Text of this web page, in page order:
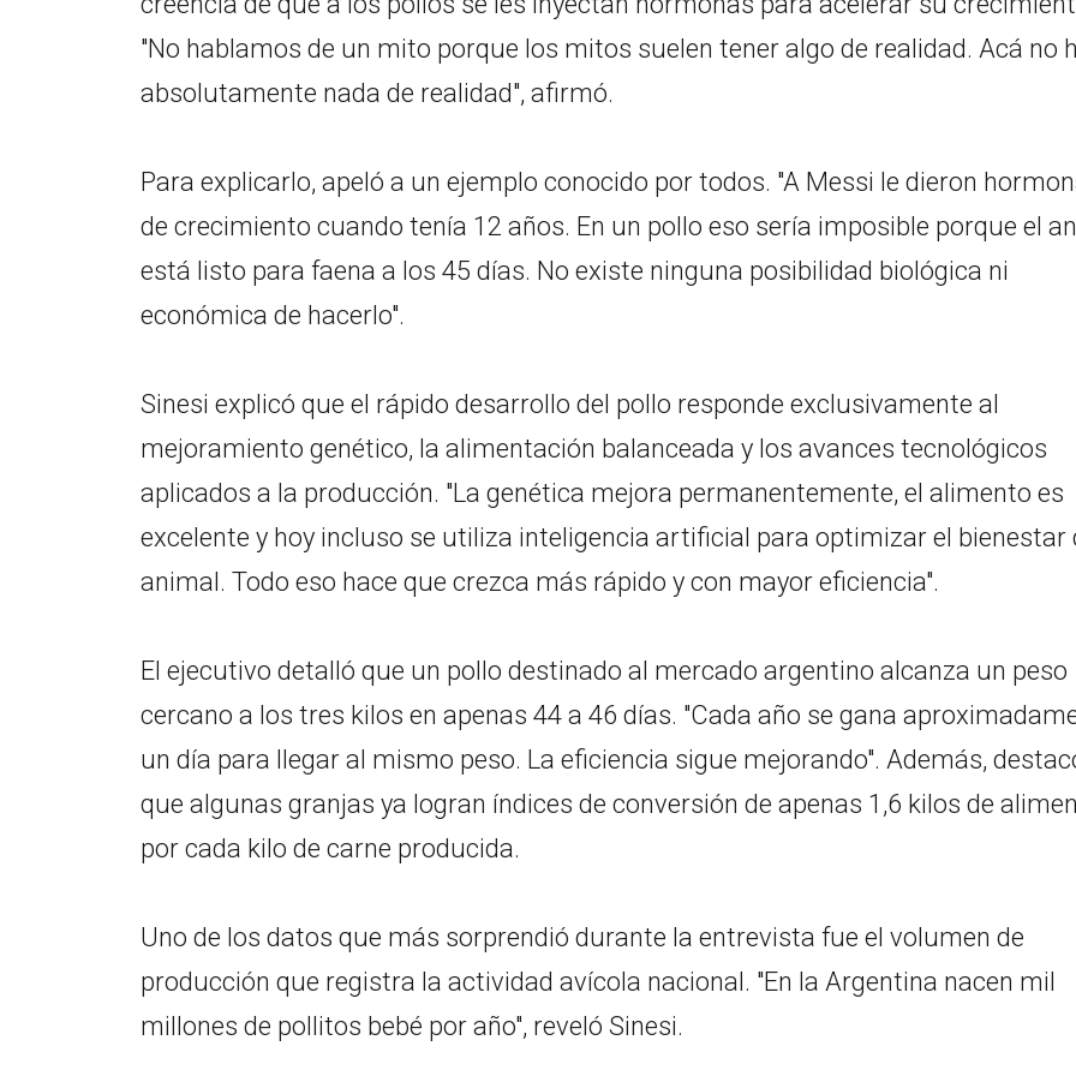
"No hablamos de un mito porque los mitos suelen tener algo de realidad. Acá no
absolutamente nada de realidad", afirmó.
Para explicarlo, apeló a un ejemplo conocido por todos. "A Messi le dieron
de crecimiento cuando tenía 12 años. En un pollo eso sería imposible porque el
está listo para faena a los 45 días. No existe ninguna posibilidad biológica ni
económica de hacerlo".
Sinesi explicó que el rápido desarrollo del pollo responde exclusivamente al
mejoramiento genético, la alimentación balanceada y los avances tecnológicos
aplicados a la producción. "La genética mejora permanentemente, el alimento es
excelente y hoy incluso se utiliza inteligencia artificial para optimizar el bienestar
animal. Todo eso hace que crezca más rápido y con mayor eficiencia".
El ejecutivo detalló que un pollo destinado al mercado argentino alcanza un peso
cercano a los tres kilos en apenas 44 a 46 días. "Cada año se gana
un día para llegar al mismo peso. La eficiencia sigue mejorando". Además,
que algunas granjas ya logran índices de conversión de apenas 1,6 kilos de
por cada kilo de carne producida.
Uno de los datos que más sorprendió durante la entrevista fue el volumen de
producción que registra la actividad avícola nacional. "En la Argentina nacen mil
millones de pollitos bebé por año", reveló Sinesi.